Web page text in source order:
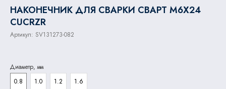
НАКОНЕЧНИК ДЛЯ СВАРКИ СВАРТ M6X24
CUCRZR
Артикул: SV131273-082
Диаметр, мм
0.8
1.0 1.2 1.6